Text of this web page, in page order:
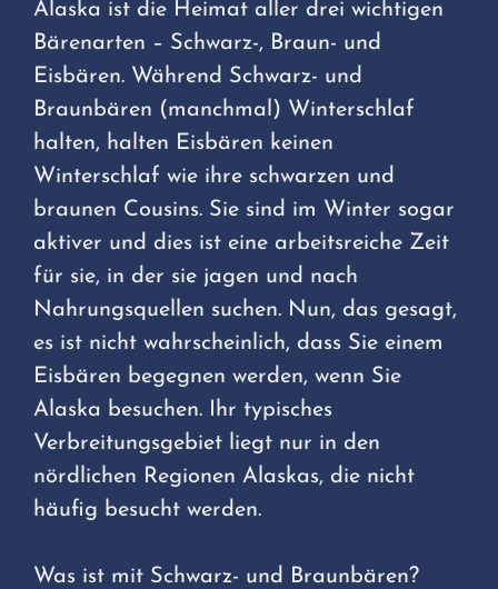
Alaska ist die Heimat aller drei wichtigen
Bärenarten – Schwarz-, Braun- und
Eisbären. Während Schwarz- und
Braunbären (manchmal) Winterschlaf
halten, halten Eisbären keinen
Winterschlaf wie ihre schwarzen und
braunen Cousins. Sie sind im Winter sogar
aktiver und dies ist eine arbeitsreiche Zeit
für sie, in der sie jagen und nach
Nahrungsquellen suchen. Nun, das gesagt,
es ist nicht wahrscheinlich, dass Sie einem
Eisbären begegnen werden, wenn Sie
Alaska besuchen. Ihr typisches
Verbreitungsgebiet liegt nur in den
nördlichen Regionen Alaskas, die nicht
häufig besucht werden.
Was ist mit Schwarz- und Braunbären?